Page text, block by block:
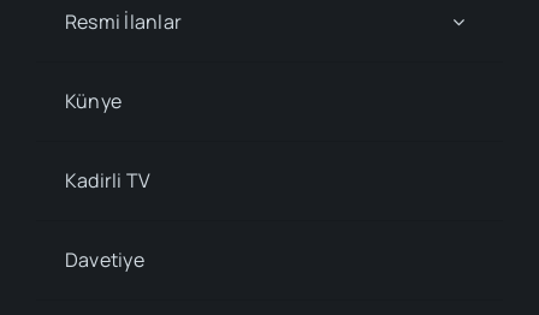
Resmi İlanlar
Künye
Kadirli TV
Davetiye